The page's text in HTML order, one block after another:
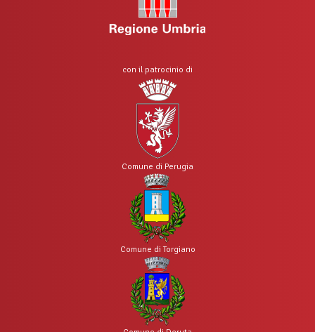
con il patrocinio di
Comune di Perugia
Comune di Torgiano